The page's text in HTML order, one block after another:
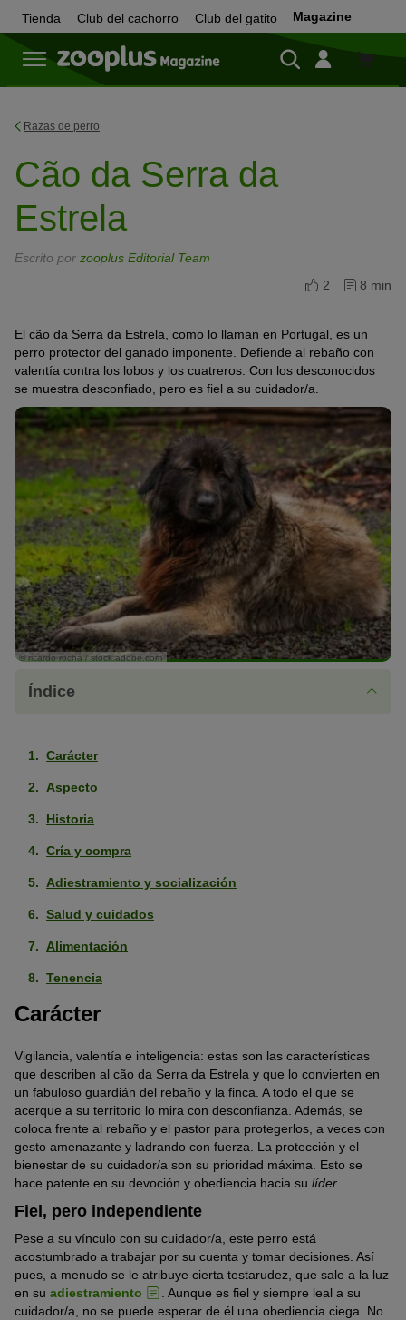
Tienda Club del cachorro Club del gatito Magazine
Tienda
Razas de perro
Cão da Serra da
Estrela
Escrito por zooplus Editorial Team
2
8 min
El cão da Serra da Estrela, como lo llaman en Portugal, es un
perro protector del ganado imponente. Defiende al rebaño con
valentía contra los lobos y los cuatreros. Con los desconocidos
se muestra desconfiado, pero es fiel a su cuidador/a.
© ricardo rocha / stock.adobe.com
Índice
Carácter
Aspecto
Historia
Cría y compra
Adiestramiento y socialización
Salud y cuidados
Alimentación
Tenencia
Carácter
Vigilancia, valentía e inteligencia: estas son las características
que describen al cão da Serra da Estrela y que lo convierten en
un fabuloso guardián del rebaño y la finca. A todo el que se
acerque a su territorio lo mira con desconfianza. Además, se
coloca frente al rebaño y el pastor para protegerlos, a veces con
gesto amenazante y ladrando con fuerza. La protección y el
bienestar de su cuidador/a son su prioridad máxima. Esto se
hace patente en su devoción y obediencia hacia su líder
Fiel, pero independiente
Pese a su vínculo con su cuidador/a, este perro está
acostumbrado a trabajar por su cuenta y tomar decisiones. Así
pues, a menudo se le atribuye cierta testarudez, que sale a la luz
en su adiestramiento
. Aunque es fiel y siempre leal a su
cuidador/a, no se puede esperar de él una obediencia ciega. No